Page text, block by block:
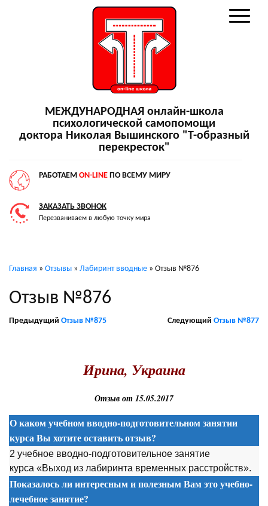
МЕЖДУНАРОДНАЯ онлайн-школа
психологической самопомощи
доктора Николая Вышинского "Т-образный
перекресток"
РАБОТАЕМ ON-LINE ПО ВСЕМУ МИРУ
ЗАКАЗАТЬ ЗВОНОК
Перезваниваем в любую точку мира
Главная » Отзывы » Лабиринт вводные » Отзыв №876
Отзыв №876
Предыдущий Отзыв №875 Следующий Отзыв №877
Ирина, Украина
Отзыв от 15.05.2017
О каком учебном вводно-подготовительном занятии
курса Вы хотите оставить отзыв?
2 учебное вводно-подготовительное занятие
курса «Выход из лабиринта временных расстройств».
Показалось ли интересным и полезным Вам это учебно-
лечебное занятие?